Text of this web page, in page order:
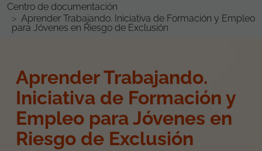
Centro de documentación
Aprender Trabajando. Iniciativa de Formación y Empleo
para Jóvenes en Riesgo de Exclusión
Aprender Trabajando.
Iniciativa de Formación y
Empleo para Jóvenes en
Riesgo de Exclusión